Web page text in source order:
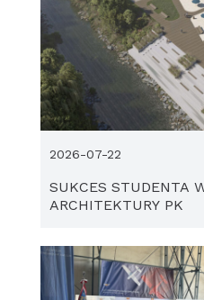
SUKCES STUDENTA
ARCHITEKTURY PK
2026-07-22